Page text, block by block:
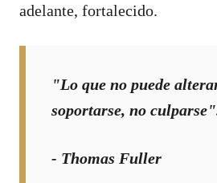
adelante, fortalecido.
"Lo que no puede
soportarse, no
- Thomas Fuller